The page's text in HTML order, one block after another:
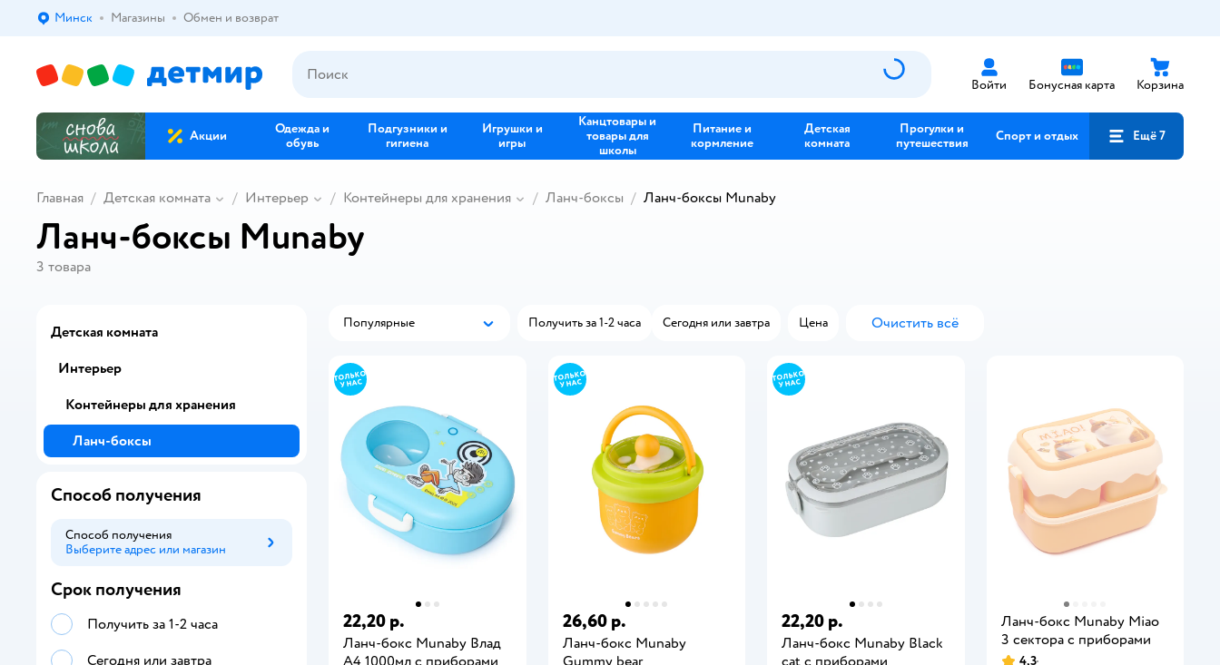
Выбор адреса доставки.
Минск Магазины Обмен и возврат
Войти Бонусная карта Корзина
Акции
Одежда и
обувь
Подгузники и
гигиена
Игрушки и
игры
Канцтовары и
товары для
школы
Питание и
кормление
Детская
комната
Прогулки и
путешествия
Спорт и отдых Ещё 7
Главная Детская комната Интерьер Контейнеры для хранения Ланч-боксы Ланч-боксы Munaby
Ланч-боксы Munaby
3 товара
Популярные
Популярные Получить за 1-2 часа Сегодня или завтра Цена Очистить всё
22,20 р.
Ланч-бокс Munaby Влад
А4 1000мл с приборами
26,60 р.
Ланч-бокс Munaby
Gummy bear
22,20 р.
Ланч-бокс Munaby Black
cat с приборами
Ланч-бокс Munaby Miao
3 сектора с приборами
4,3
Детская комната
Интерьер
Контейнеры для хранения
Ланч-боксы
Способ получения
Способ получения
Выберите адрес или магазин
Способ получения
Срок получения
Получить за 1-2 часа
Сегодня или завтра